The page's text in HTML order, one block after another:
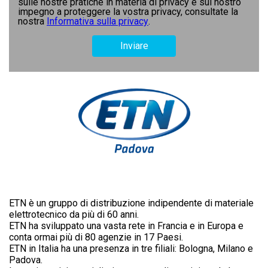
impegno a proteggere la vostra privacy, consultate la
nostra Informativa sulla privacy.
ETN è un gruppo di distribuzione indipendente di materiale
elettrotecnico da più di 60 anni.
ETN ha sviluppato una vasta rete in Francia e in Europa e
conta ormai più di 80 agenzie in 17 Paesi.
ETN in Italia ha una presenza in tre filiali: Bologna, Milano e
Padova.